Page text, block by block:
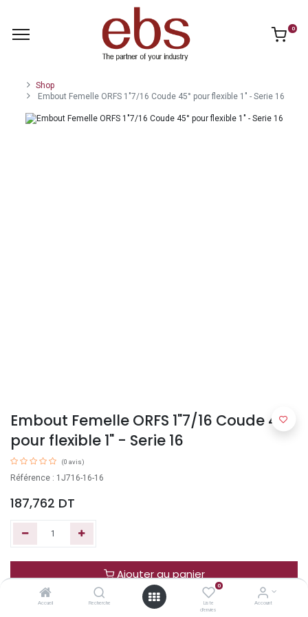
Accueil Recherche
0
Liste
d'envies
Account
0
Shop
Embout Femelle ORFS 1"7/16 Coude 45° pour flexible 1" - Serie 16
Embout Femelle ORFS 1"7/16 Coude 45°
pour flexible 1" - Serie 16
(0 avis)
Référence : 1J716-16-16
187,762 DT
Ajouter au panier
Acheter maintenant